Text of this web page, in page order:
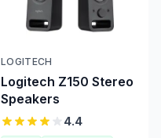
LOGITECH
Logitech Z150 Stereo
Speakers
4.4